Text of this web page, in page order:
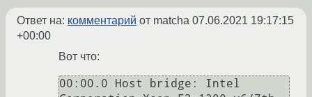
Ответ на: комментарий от matcha 07.06.2021 19:17:15
+00:00
Вот что:
00:00.0 Host bridge: Intel